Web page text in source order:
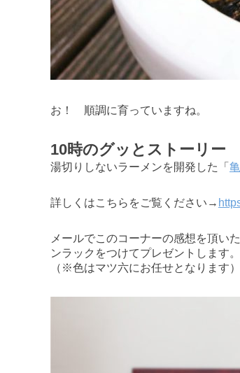
お！ 順調に育っていますね。
10時のグッとストーリー
湯切りしないラーメンを開発した「
詳しくはこちらをご覧ください→
メールでこのコーナーの感想を頂い
ンラックをつけてプレゼントします。
（※色はマツ六にお任せとなります）